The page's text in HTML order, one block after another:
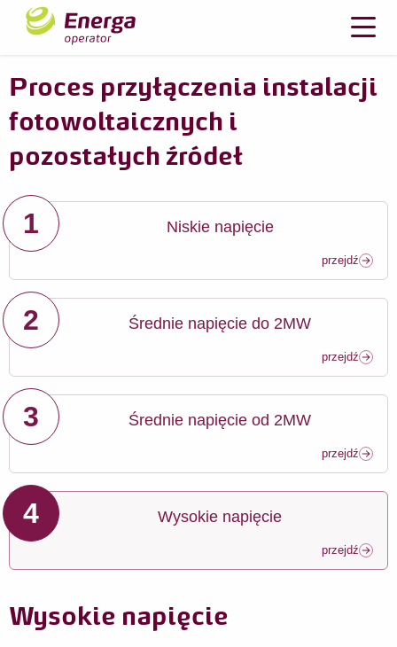
Proces przyłączenia instalacji
fotowoltaicznych i
pozostałych źródeł
1 Niskie napięcie
przejdź
2 Średnie napięcie do 2MW
przejdź
3 Średnie napięcie od 2MW
przejdź
4 Wysokie napięcie
przejdź
Wysokie napięcie